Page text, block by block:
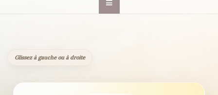
Glissez à gauche ou à droite